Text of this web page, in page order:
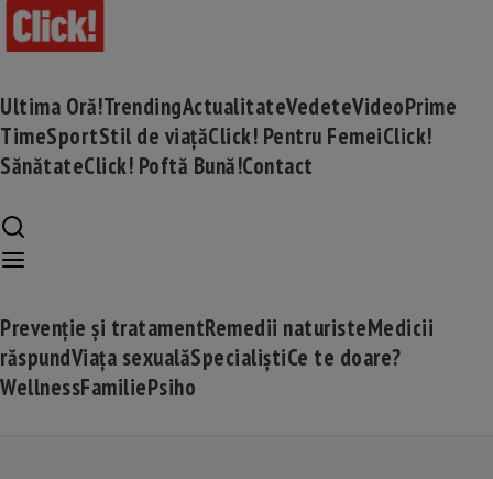
Ultima Oră!TrendingActualitateVedeteVideoPrime
TimeSportStil de viațăClick! Pentru FemeiClick!
SănătateClick! Poftă Bună!Contact
Prevenție și tratamentRemedii naturisteMedicii
răspundViața sexualăSpecialiștiCe te doare?
WellnessFamiliePsiho